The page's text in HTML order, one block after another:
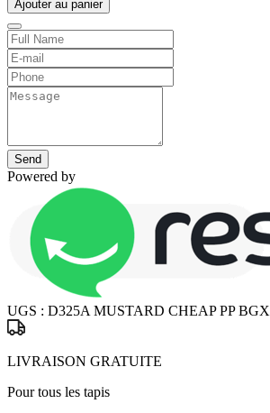
Ajouter au panier
Send
Powered by
UGS : D325A MUSTARD CHEAP PP BGX
LIVRAISON GRATUITE
Pour tous les tapis